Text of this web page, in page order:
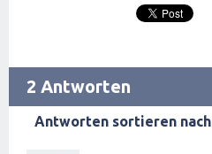
2 Antworten
Antworten sortieren nach